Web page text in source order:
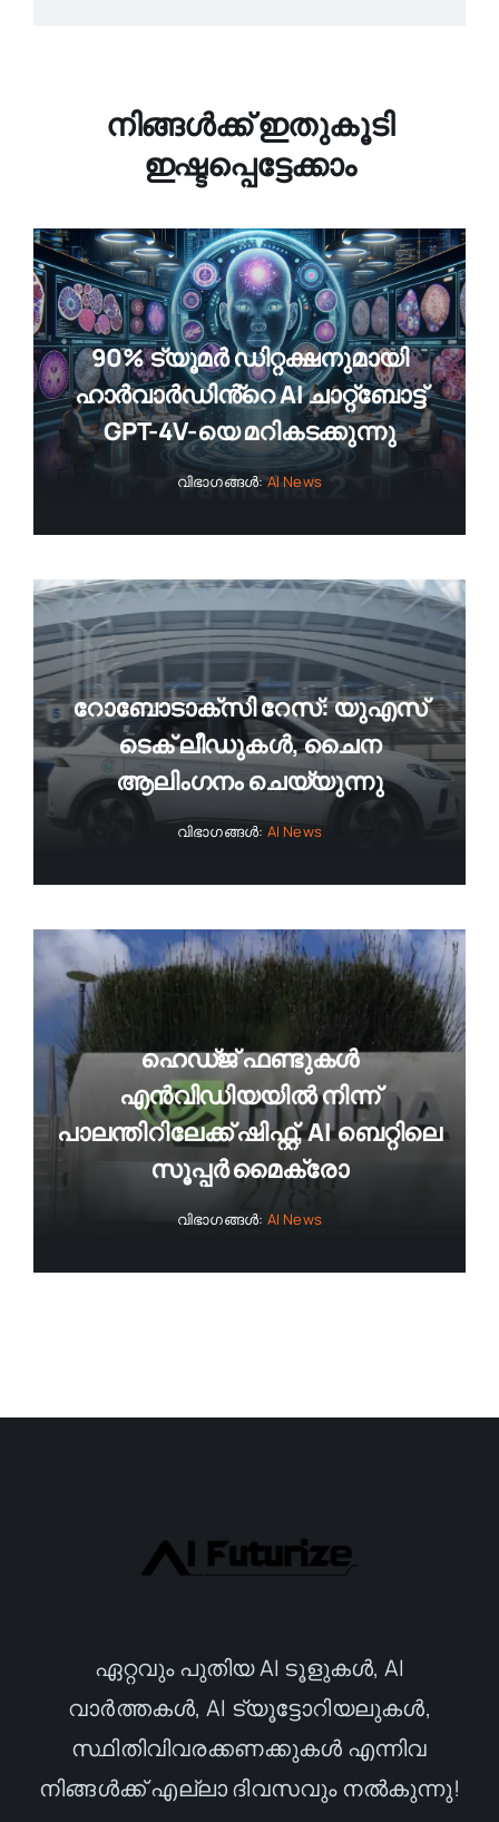
നിങ്ങൾക്ക് ഇതുകൂടി
ഇഷ്ടപ്പെട്ടേക്കാം
90% ട്യൂമർ ഡിറ്റക്ഷനുമായി
ഹാർവാർഡിൻ്റെ AI ചാറ്റ്ബോട്ട്
GPT-4V-യെ മറികടക്കുന്നു
വിഭാഗങ്ങൾ:AI News
റോബോടാക്‌സി റേസ്: യുഎസ്
ടെക് ലീഡുകൾ, ചൈന
ആലിംഗനം ചെയ്യുന്നു
വിഭാഗങ്ങൾ: AI News
ഹെഡ്ജ് ഫണ്ടുകൾ
എൻവിഡിയയിൽ നിന്ന്
പാലന്തിറിലേക്ക് ഷിഫ്റ്റ്, AI ബെറ്റിലെ
സൂപ്പർ മൈക്രോ
വിഭാഗങ്ങൾ: AI News
ഏറ്റവും പുതിയ AI ടൂളുകൾ, AI
വാർത്തകൾ, AI ട്യൂട്ടോറിയലുകൾ,
സ്ഥിതിവിവരക്കണക്കുകൾ എന്നിവ
നിങ്ങൾക്ക് എല്ലാ ദിവസവും നൽകുന്നു!